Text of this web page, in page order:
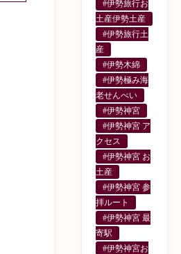
#伊勢旅行お
土産伊勢土産
#伊勢旅行土
産
#伊勢木綿
#伊勢極み海
老せんべい
#伊勢神宮
#伊勢神宮 ア
クセス
#伊勢神宮 お
土産
#伊勢神宮 参
拝ルート
#伊勢神宮 最
寄駅
#伊勢神宮お